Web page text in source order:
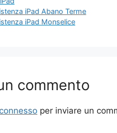
iPad Abano Terme
iPad Monselice
commento
connesso per inviare un